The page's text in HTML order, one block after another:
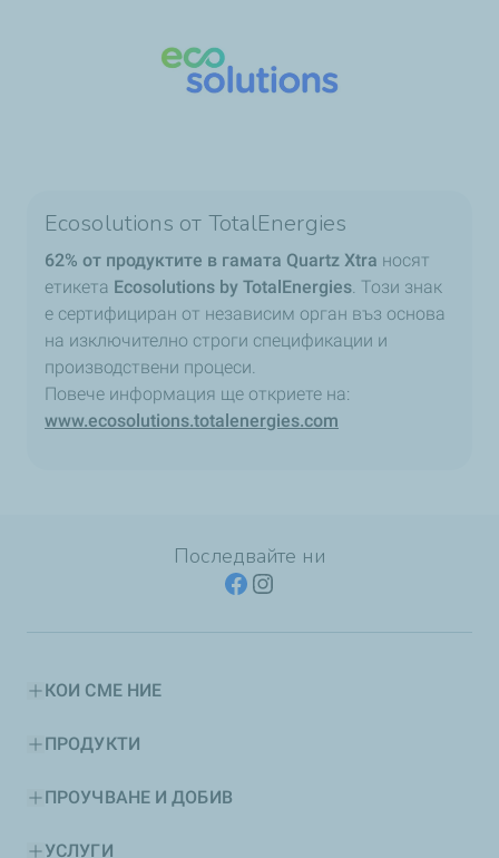
Ecosolutions от TotalEnergies
62% от продуктите в гамата Quartz Xtra носят
етикета Ecosolutions by TotalEnergies. Този знак
е сертифициран от независим орган въз основа
на изключително строги спецификации и
производствени процеси.
Повече информация ще откриете на:
www.ecosolutions.totalenergies.com
Последвайте ни
КОИ СМЕ НИЕ
ПРОДУКТИ
ПРОУЧВАНЕ И ДОБИВ
УСЛУГИ